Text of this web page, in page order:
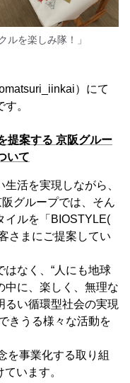
ルを楽しみ隊！」
）にて
。
提案する 京阪グルー
いて
活を実現しながら、
グループでは、そん
イルを「BIOSTYLE(
さまにご提案してい
なく、“人にも地球
中に、楽しく、無理な
るい循環型社会の実現
きうる様々な活動を
を事業化する取り組
います。